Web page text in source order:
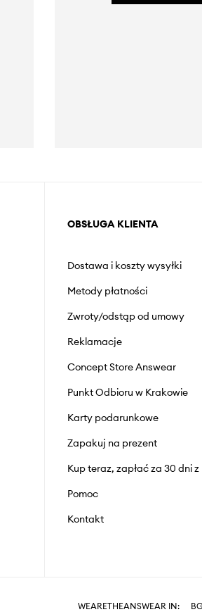
OBSŁUGA KLIENTA
Dostawa i koszty wysyłki
Metody płatności
Zwroty/odstąp od umowy
Reklamacje
Concept Store Answear
Punkt Odbioru w Krakowie
Karty podarunkowe
Zapakuj na prezent
Kup teraz, zapłać za 30 dni z
Pomoc
Kontakt
WEARETHEANSWEAR IN: